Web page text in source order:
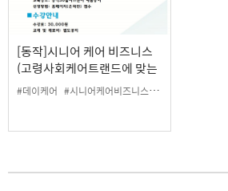
[동작]시니어 케어 비즈니스
(고령사회케어트랜드에 맞는
사업을 하고자 하는 창업 희망
자 대상)
#데이케어 #시니어케어비즈니스 #실버비즈니스